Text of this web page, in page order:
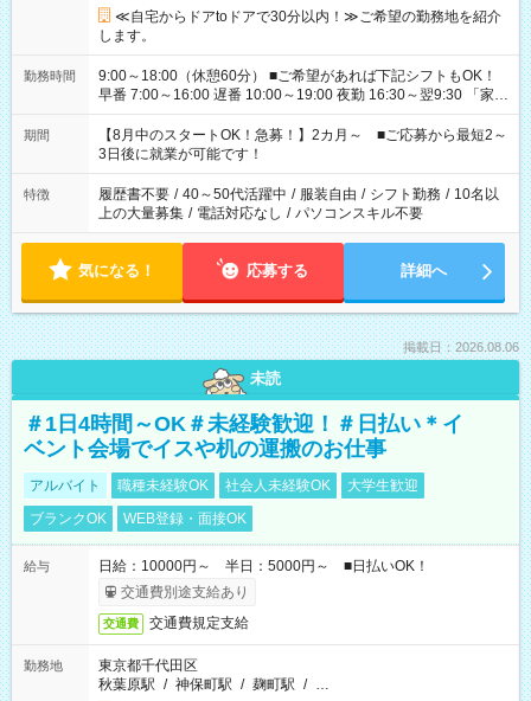
≪自宅からドアtoドアで30分以内！≫ご希望の勤務地を紹介
します。
勤務時間
9:00～18:00（休憩60分） ■ご希望があれば下記シフトもOK！
早番 7:00～16:00 遅番 10:00～19:00 夜勤 16:30～翌9:30 「家族
と休みを合わせたい」 「余裕を持って夕飯の準備がしたい」
「できれば残業はしたくない」 など、ご希望を教えてください
ね。 ※Wワーク希望の方へ 今ご覧のお仕事で希望する勤務時間
と、もう1つのお仕事の勤務時間。 合計で週40時間を超える場
合は応募できません。
期間
【8月中のスタートOK！急募！】2カ月～ ■ご応募から最短2～
3日後に就業が可能です！
特徴 履歴書不要 / 40～50代活躍中 / 服装自由 / シフト勤務 / 10名以
上の大量募集 / 電話対応なし / パソコンスキル不要
気になる！ 応募する 詳細へ
掲載日：2026.08.06
未読
＃1日4時間～OK＃未経験歓迎！＃日払い＊イ
ベント会場でイスや机の運搬のお仕事
アルバイト 職種未経験OK 社会人未経験OK
大学生歓迎
ブランクOK
WEB登録・面接OK
給与
日給：10000円～ 半日：5000円～ ■日払いOK！
交通費別途支給あり
交通費 交通費規定支給
勤務地
東京都千代田区
秋葉原駅 / 神保町駅 / 麹町駅 / …